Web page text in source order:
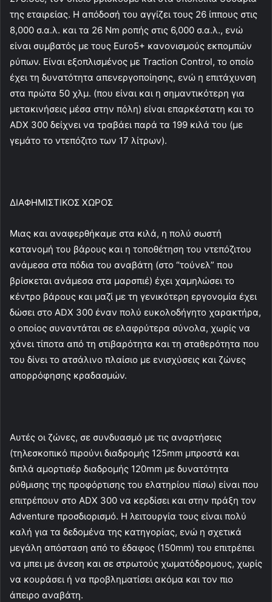
της εταιρείας. Η απόδοσή του αγγίζει τους 26 ίππους στις
8,000 σ.α.λ. και τα 26 Nm ροπής στις 6,000 σ.α.λ., ενώ
είναι συμβατός με τους Euro5+ κανονισμούς εκπομπών
ρύπων. Είναι εξοπλισμένος με Traction Control, το οποίο
έχει τη δυνατότητα απενεργοποίησης, ενώ η επιτάχυνση
στα πρώτα 50 χλμ. (που είναι και η σημαντικότερη για
μετακινήσεις μέσα στην πόλη) είναι επαρκέστατη και το
ADX 300 δείχνει να τραβάει παρά τα 199 κιλά του (με
γεμάτο το ντεπόζιτο των 17 λίτρων).
ΔΙΑΦΗΜΙΣΤΙΚΟΣ ΧΩΡΟΣ
Μιας και αναφερθήκαμε στα κιλά, η πολύ σωστή
κατανομή του βάρους και η τοποθέτηση του ντεπόζιτου
ανάμεσα στα πόδια του αναβάτη (στο “τούνελ” που
βρίσκεται ανάμεσα στα μαρσπιέ) έχει χαμηλώσει το
κέντρο βάρους και μαζί με τη γενικότερη εργονομία έχει
δώσει στο ADX 300 έναν πολύ ευκολοδήγητο χαρακτήρα,
ο οποίος συναντάται σε ελαφρύτερα σύνολα, χωρίς να
χάνει τίποτα από τη στιβαρότητα και τη σταθερότητα που
του δίνει το ατσάλινο πλαίσιο με ενισχύσεις και ζώνες
απορρόφησης κραδασμών.
Αυτές οι ζώνες, σε συνδυασμό με τις αναρτήσεις
(τηλεσκοπικό πιρούνι διαδρομής 125mm μπροστά και
διπλά αμορτισέρ διαδρομής 120mm με δυνατότητα
ρύθμισης της προφόρτισης του ελατηρίου πίσω) είναι που
επιτρέπουν στο ADX 300 να κερδίσει και στην πράξη τον
Adventure προσδιορισμό. Η λειτουργία τους είναι πολύ
καλή για τα δεδομένα της κατηγορίας, ενώ η σχετικά
μεγάλη απόσταση από το έδαφος (150mm) του επιτρέπει
να μπει με άνεση και σε στρωτούς χωματόδρομους, χωρίς
να κουράσει ή να προβληματίσει ακόμα και τον πιο
άπειρο αναβάτη.